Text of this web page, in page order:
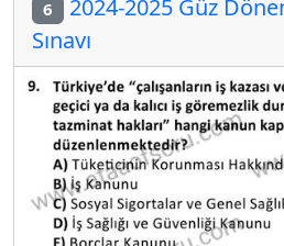
6 2024-2025 Güz
Sınavı